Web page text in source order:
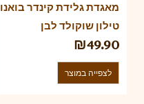
מאגדת גלידת קינדר בואנו
טילון שוקולד לבן
₪49.90
לצפייה במוצר